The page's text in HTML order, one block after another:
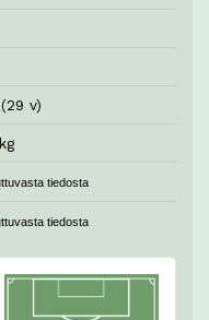
v)
tiedosta
tiedosta